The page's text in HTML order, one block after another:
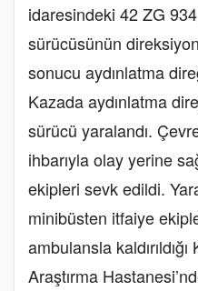
idaresindeki 42 ZG
sürücüsünün
sonucu aydınlatma
Kazada aydınlatma
sürücü yaralandı.
ihbarıyla olay yerine
ekipleri sevk edildi.
minibüsten itfaiye
ambulansla
Araştırma